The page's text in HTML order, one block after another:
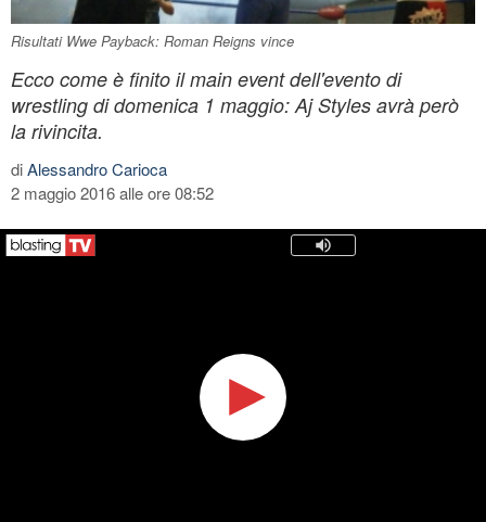
Risultati Wwe Payback: Roman Reigns vince
Ecco come è finito il main event dell'evento di
wrestling di domenica 1 maggio: Aj Styles avrà però
la rivincita.
diAlessandro Carioca
2 maggio 2016 alle ore 08:52